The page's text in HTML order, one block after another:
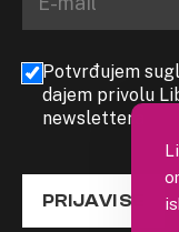
Potvrđujem
dajem privolu
newslettera
PRIJAVI SE